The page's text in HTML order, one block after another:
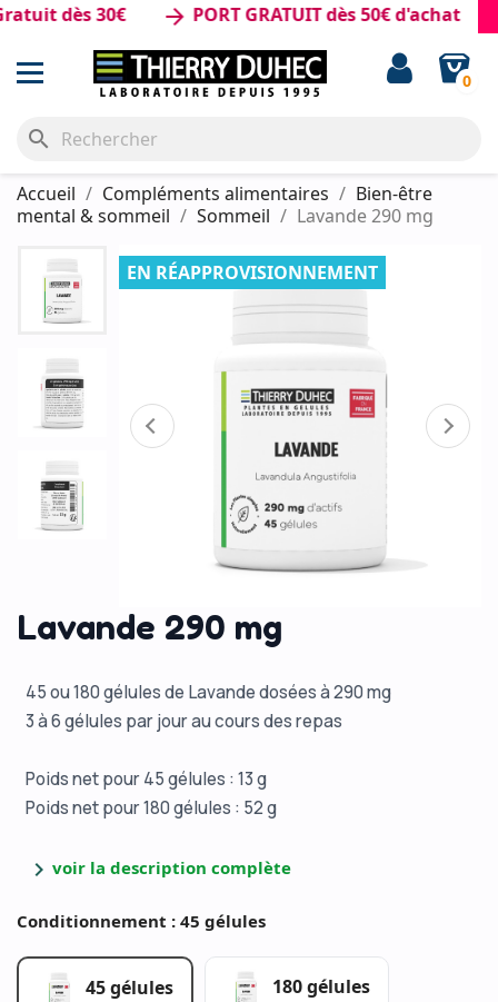
dès 30€ PORT GRATUIT dès 50€ d'achat
0
search
Accueil Compléments alimentaires
Bien-être
mental & sommeil
Sommeil Lavande 290 mg
EN RÉAPPROVISIONNEMENT
Lavande 290 mg
45 ou 180 gélules de Lavande dosées à 290 mg
3 à 6 gélules par jour au cours des repas
Poids net pour 45 gélules : 13 g
Poids net pour 180 gélules : 52 g
chevron_right voir la description complète
Conditionnement : 45 gélules
45 gélules 180 gélules